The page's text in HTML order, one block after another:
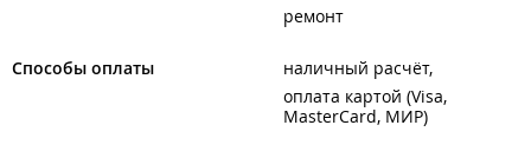
ремонт
Способы оплаты
наличный расчёт
оплата картой (Visa,
MasterCard, МИР)